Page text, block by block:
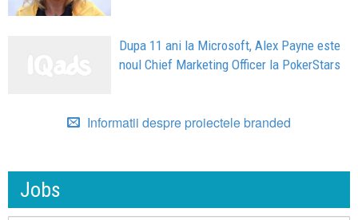
Dupa 11 ani la Microsoft, Alex Payne este
noul Chief Marketing Officer la PokerStars
Informatii despre proiectele branded
Jobs